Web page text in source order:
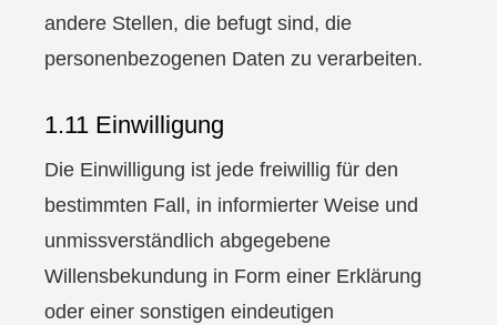
andere Stellen, die befugt sind, die
personenbezogenen Daten zu verarbeiten.
1.11 Einwilligung
Die Einwilligung ist jede freiwillig für den
bestimmten Fall, in informierter Weise und
unmissverständlich abgegebene
Willensbekundung in Form einer Erklärung
oder einer sonstigen eindeutigen